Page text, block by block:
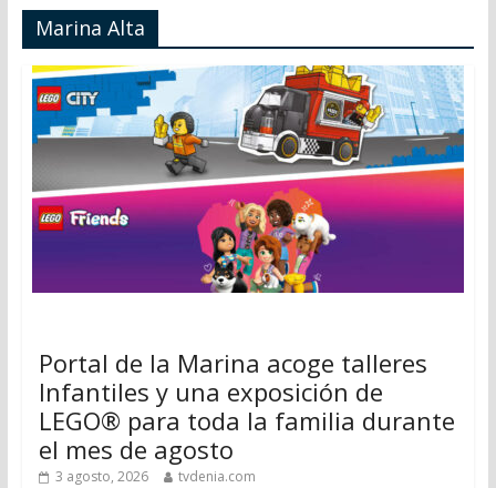
Marina Alta
Portal de la Marina acoge talleres
Infantiles y una exposición de
LEGO® para toda la familia durante
el mes de agosto
3 agosto, 2026 tvdenia.com